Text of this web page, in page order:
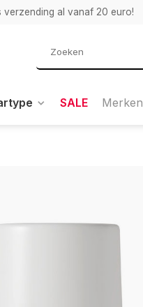
verzending al vanaf 20 euro!
SALE Merken